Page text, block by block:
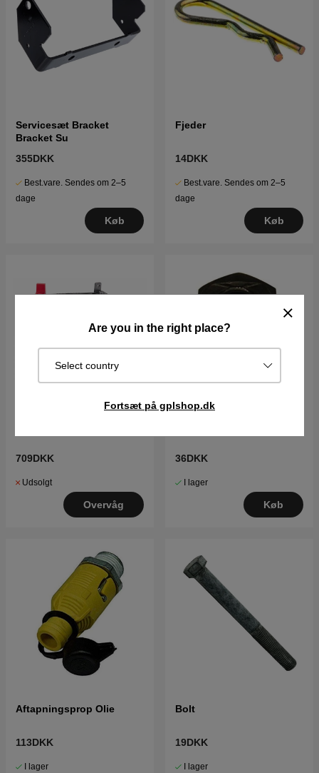
Are you in the right place?
Select country
Fortsæt på gplshop.dk
Servicesæt Bracket
Bracket Su
355DKK
Best.vare. Sendes om 2–5
dage
Køb
Fjeder
14DKK
Best.vare. Sendes om 2–5
dage
Køb
709DKK
Udsolgt
Overvåg
36DKK
I lager
Køb
Aftapningsprop Olie
113DKK
I lager
Bolt
19DKK
I lager